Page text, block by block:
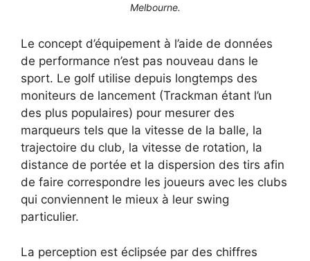
Melbourne.
Le concept d’équipement à l’aide de données
de performance n’est pas nouveau dans le
sport. Le golf utilise depuis longtemps des
moniteurs de lancement (Trackman étant l’un
des plus populaires) pour mesurer des
marqueurs tels que la vitesse de la balle, la
trajectoire du club, la vitesse de rotation, la
distance de portée et la dispersion des tirs afin
de faire correspondre les joueurs avec les clubs
qui conviennent le mieux à leur swing
particulier.
La perception est éclipsée par des chiffres